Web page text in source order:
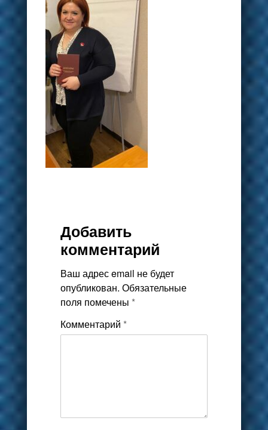
Добавить
комментарий
Ваш адрес email не будет
опубликован. Обязательные
поля помечены *
Комментарий *